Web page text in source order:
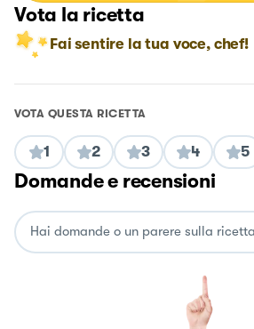
Vota la ricetta
Fai sentire la tua voce, chef!
VOTA QUESTA RICETTA
1 2 3 4 5
Domande e recensioni